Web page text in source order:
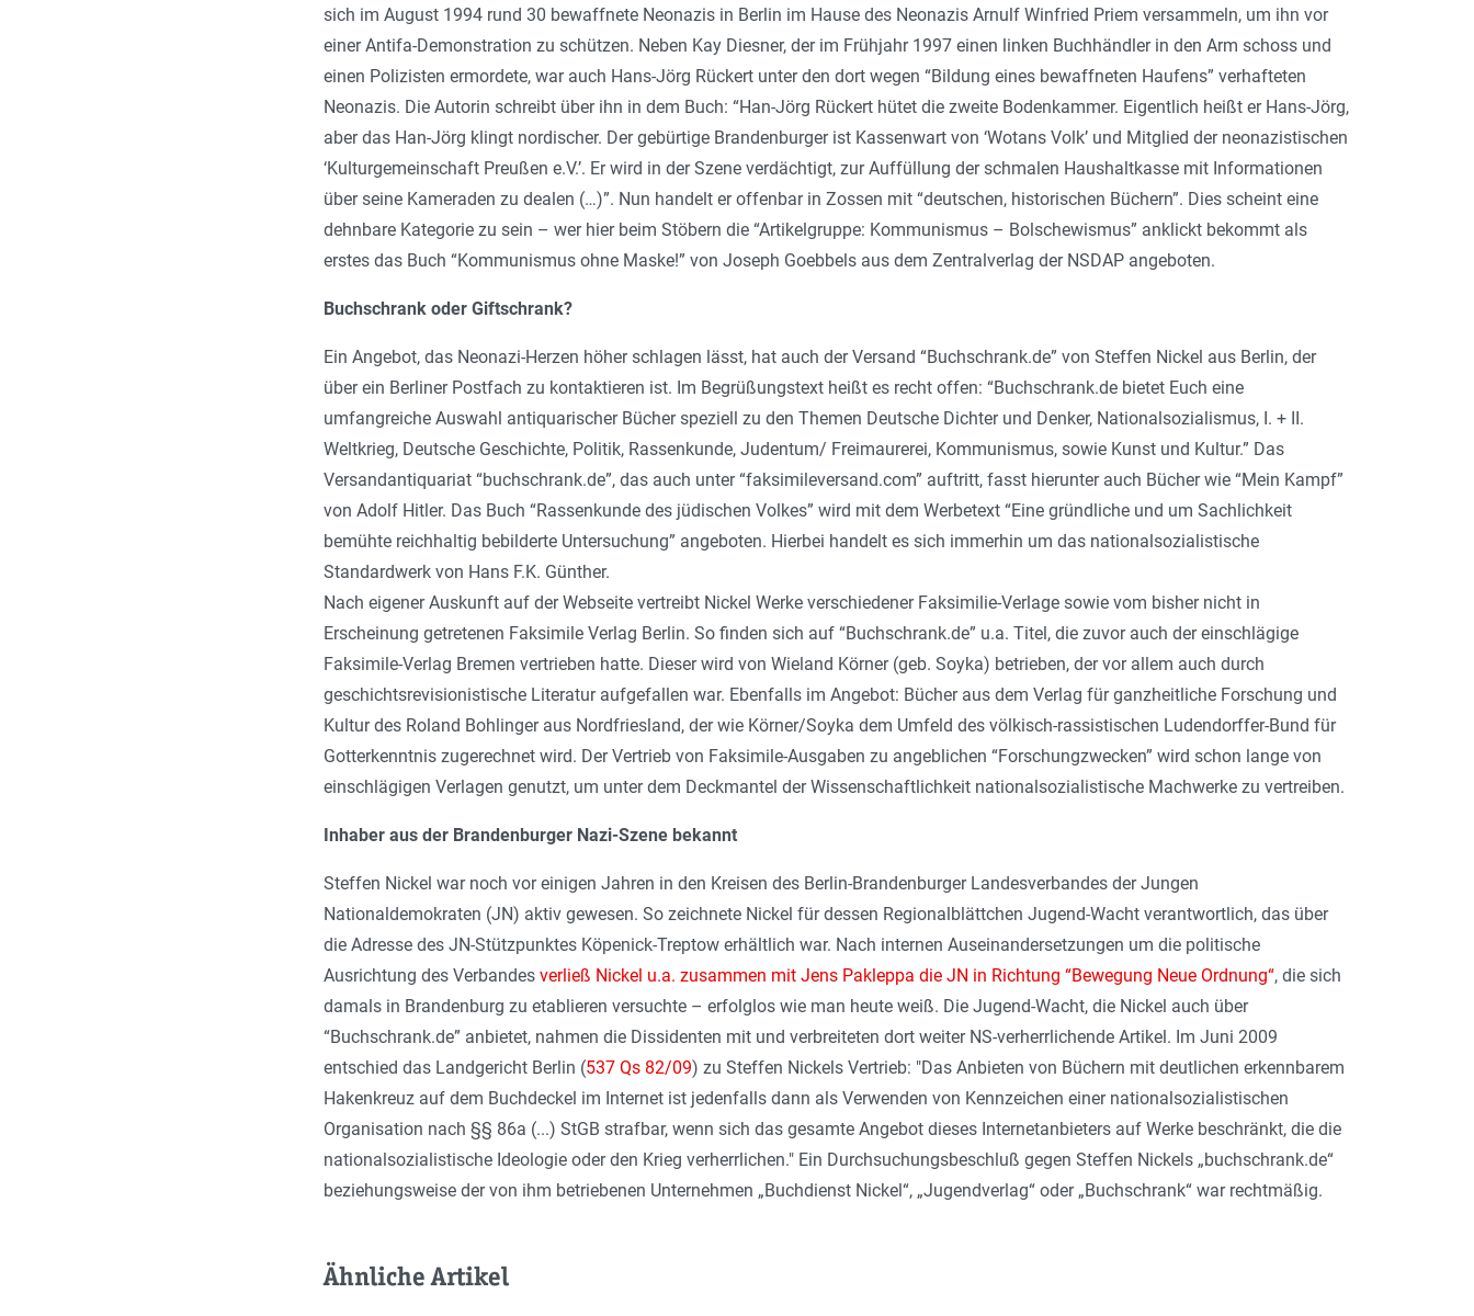
sich im August 1994 rund 30 bewaffnete Neonazis in Berlin im Hause des Neonazis Arnulf Winfried Priem versammeln, um ihn vor
einer Antifa-Demonstration zu schützen. Neben Kay Diesner, der im Frühjahr 1997 einen linken Buchhändler in den Arm schoss und
einen Polizisten ermordete, war auch Hans-Jörg Rückert unter den dort wegen “Bildung eines bewaffneten Haufens” verhafteten
Neonazis. Die Autorin schreibt über ihn in dem Buch: “Han-Jörg Rückert hütet die zweite Bodenkammer. Eigentlich heißt er Hans-Jörg,
aber das Han-Jörg klingt nordischer. Der gebürtige Brandenburger ist Kassenwart von ‘Wotans Volk’ und Mitglied der neonazistischen
‘Kulturgemeinschaft Preußen e.V.’. Er wird in der Szene verdächtigt, zur Auffüllung der schmalen Haushaltkasse mit Informationen
über seine Kameraden zu dealen (…)”. Nun handelt er offenbar in Zossen mit “deutschen, historischen Büchern”. Dies scheint eine
dehnbare Kategorie zu sein – wer hier beim Stöbern die “Artikelgruppe: Kommunismus – Bolschewismus” anklickt bekommt als
erstes das Buch “Kommunismus ohne Maske!” von Joseph Goebbels aus dem Zentralverlag der NSDAP angeboten.
Buchschrank oder Giftschrank?
Ein Angebot, das Neonazi-Herzen höher schlagen lässt, hat auch der Versand “Buchschrank.de” von Steffen Nickel aus Berlin, der
über ein Berliner Postfach zu kontaktieren ist. Im Begrüßungstext heißt es recht offen: “Buchschrank.de bietet Euch eine
umfangreiche Auswahl antiquarischer Bücher speziell zu den Themen Deutsche Dichter und Denker, Nationalsozialismus, I. + II.
Weltkrieg, Deutsche Geschichte, Politik, Rassenkunde, Judentum/ Freimaurerei, Kommunismus, sowie Kunst und Kultur.” Das
Versandantiquariat “buchschrank.de”, das auch unter “faksimileversand.com” auftritt, fasst hierunter auch Bücher wie “Mein Kampf”
von Adolf Hitler. Das Buch “Rassenkunde des jüdischen Volkes” wird mit dem Werbetext “Eine gründliche und um Sachlichkeit
bemühte reichhaltig bebilderte Untersuchung” angeboten. Hierbei handelt es sich immerhin um das nationalsozialistische
Standardwerk von Hans F.K. Günther.
Nach eigener Auskunft auf der Webseite vertreibt Nickel Werke verschiedener Faksimilie-Verlage sowie vom bisher nicht in
Erscheinung getretenen Faksimile Verlag Berlin. So finden sich auf “Buchschrank.de” u.a. Titel, die zuvor auch der einschlägige
Faksimile-Verlag Bremen vertrieben hatte. Dieser wird von Wieland Körner (geb. Soyka) betrieben, der vor allem auch durch
geschichtsrevisionistische Literatur aufgefallen war. Ebenfalls im Angebot: Bücher aus dem Verlag für ganzheitliche Forschung und
Kultur des Roland Bohlinger aus Nordfriesland, der wie Körner/Soyka dem Umfeld des völkisch-rassistischen Ludendorffer-Bund für
Gotterkenntnis zugerechnet wird. Der Vertrieb von Faksimile-Ausgaben zu angeblichen “Forschungzwecken” wird schon lange von
einschlägigen Verlagen genutzt, um unter dem Deckmantel der Wissenschaftlichkeit nationalsozialistische Machwerke zu vertreiben.
Inhaber aus der Brandenburger Nazi-Szene bekannt
Steffen Nickel war noch vor einigen Jahren in den Kreisen des Berlin-Brandenburger Landesverbandes der Jungen
Nationaldemokraten (JN) aktiv gewesen. So zeichnete Nickel für dessen Regionalblättchen Jugend-Wacht verantwortlich, das über
die Adresse des JN-Stützpunktes Köpenick-Treptow erhältlich war. Nach internen Auseinandersetzungen um die politische
Ausrichtung des Verbandes verließ Nickel u.a. zusammen mit Jens Pakleppa die JN in Richtung “Bewegung Neue Ordnung“, die sich
damals in Brandenburg zu etablieren versuchte – erfolglos wie man heute weiß. Die Jugend-Wacht, die Nickel auch über
“Buchschrank.de” anbietet, nahmen die Dissidenten mit und verbreiteten dort weiter NS-verherrlichende Artikel. Im Juni 2009
entschied das Landgericht Berlin (537 Qs 82/09) zu Steffen Nickels Vertrieb: "Das Anbieten von Büchern mit deutlichen erkennbarem
Hakenkreuz auf dem Buchdeckel im Internet ist jedenfalls dann als Verwenden von Kennzeichen einer nationalsozialistischen
Organisation nach §§ 86a (...) StGB strafbar, wenn sich das gesamte Angebot dieses Internetanbieters auf Werke beschränkt, die die
nationalsozialistische Ideologie oder den Krieg verherrlichen." Ein Durchsuchungsbeschluß gegen Steffen Nickels „buchschrank.de“
beziehungsweise der von ihm betriebenen Unternehmen „Buchdienst Nickel“, „Jugendverlag“ oder „Buchschrank“ war rechtmäßig.
Ähnliche Artikel